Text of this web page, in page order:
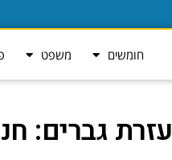
חומשים משפט
גברים: